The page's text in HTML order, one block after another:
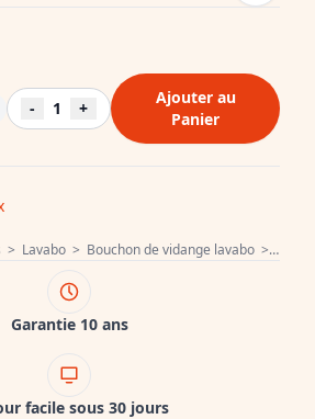
> Lavabo > Bouchon de vidange lavabo > PB
- 1 +
Ajouter au
Panier
Garantie 10 ans
facile sous 30 jours